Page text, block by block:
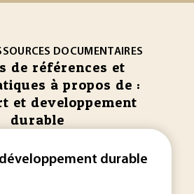
DOCUMENTAIRES
de références et
à propos de :
et developpement
durable
durable